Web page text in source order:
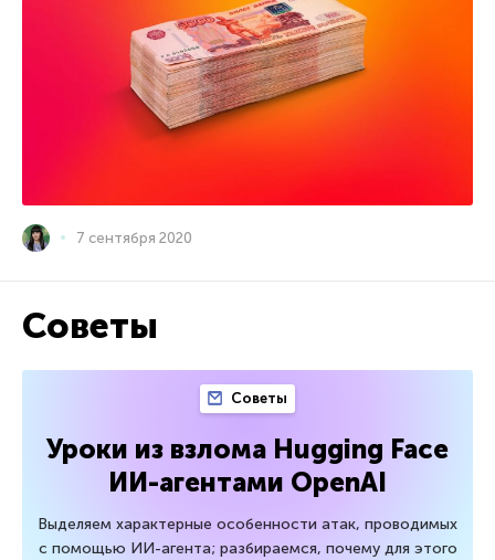
7 сентября 2020
Советы
Советы
Уроки из взлома Hugging Face
ИИ-агентами OpenAI
Выделяем характерные особенности атак, проводимых
с помощью ИИ-агента; разбираемся, почему для этого